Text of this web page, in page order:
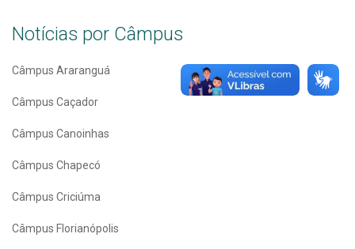
Notícias por Câmpus
Câmpus Araranguá
Câmpus Caçador
Câmpus Canoinhas
Câmpus Chapecó
Câmpus Criciúma
Câmpus Florianópolis